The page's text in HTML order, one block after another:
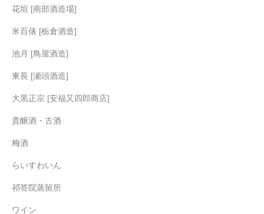
花垣 [南部酒造場]
米百俵 [栃倉酒造]
池月 [鳥屋酒造]
東長 [瀬頭酒造]
大黒正宗 [安福又四郎商店]
貴醸酒・古酒
梅酒
らいすわいん
祁答院蒸留所
ワイン